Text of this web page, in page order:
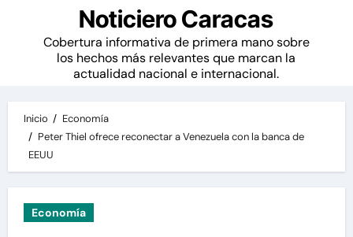
Noticiero Caracas
Cobertura informativa de primera mano sobre
los hechos más relevantes que marcan la
actualidad nacional e internacional.
Inicio
Economía
Peter Thiel ofrece reconectar a Venezuela con la banca de
EEUU
Economía